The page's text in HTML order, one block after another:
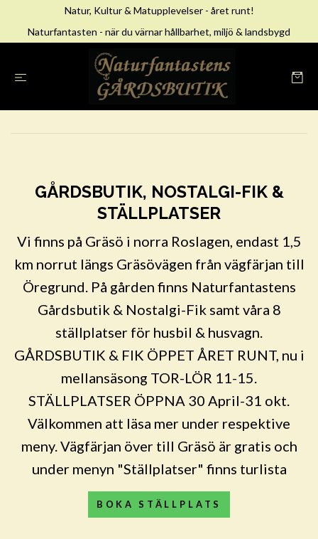
Natur, Kultur & Matupplevelser - året runt!
Naturfantasten - när du värnar hållbarhet, miljö & landsbygd
GÅRDSBUTIK, NOSTALGI-FIK &
STÄLLPLATSER
Vi finns på Gräsö i norra Roslagen, endast 1,5
km norrut längs Gräsövägen från vägfärjan till
Öregrund. På gården finns Naturfantastens
Gårdsbutik & Nostalgi-Fik samt våra 8
ställplatser för husbil & husvagn.
GÅRDSBUTIK & FIK ÖPPET ÅRET RUNT, nu i
mellansäsong TOR-LÖR 11-15.
STÄLLPLATSER ÖPPNA 30 April-31 okt.
Välkommen att läsa mer under respektive
meny. Vägfärjan över till Gräsö är gratis och
under menyn "Ställplatser" finns turlista
BOKA STÄLLPLATS